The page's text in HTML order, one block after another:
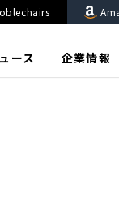
ース 企業情報